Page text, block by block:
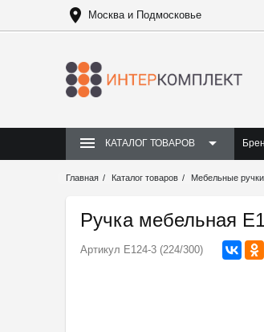
Москва и Подмосковье
КАТАЛОГ ТОВАРОВ
Главная Каталог товаров Мебельные ручки
Ручка мебельная
Артикул Е124-3 (224/300)